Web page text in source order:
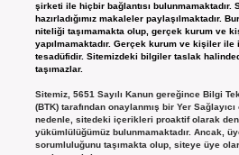
şirketi ile hiçbir bağlantısı bulunmamaktadır.
hazırladığımız makaleler paylaşılmaktadır.
niteliği taşımamakta olup, gerçek kurum ve
yapılmamaktadır. Gerçek kurum ve kişiler
tesadüfidir. Sitemizdeki bilgiler taslak
taşımazlar.
Sitemiz, 5651 Sayılı Kanun gereğince Bilgi
(BTK) tarafından onaylanmış bir Yer
nedenle, sitedeki içerikleri proaktif olarak
yükümlülüğümüz bulunmamaktadır. Ancak,
sorumluluğunu taşımakta olup, siteye üye